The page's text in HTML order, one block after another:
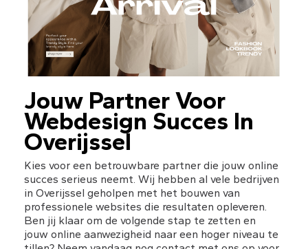
Jouw Partner Voor
Webdesign Succes In
Overijssel
Kies voor een betrouwbare partner die jouw online
succes serieus neemt. Wij hebben al vele bedrijven
in Overijssel geholpen met het bouwen van
professionele websites die resultaten opleveren.
Ben jij klaar om de volgende stap te zetten en
jouw online aanwezigheid naar een hoger niveau te